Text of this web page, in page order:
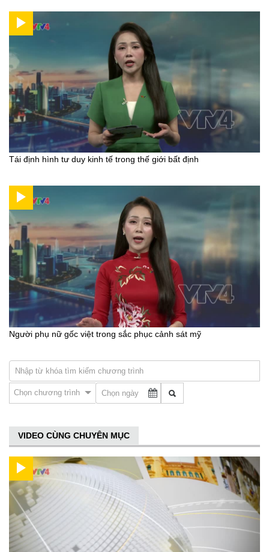
Tái định hình tư duy kinh tế trong thế giới bất định
Người phụ nữ gốc việt trong sắc phục cảnh sát mỹ
Chọn chương trình
VIDEO CÙNG CHUYÊN MỤC